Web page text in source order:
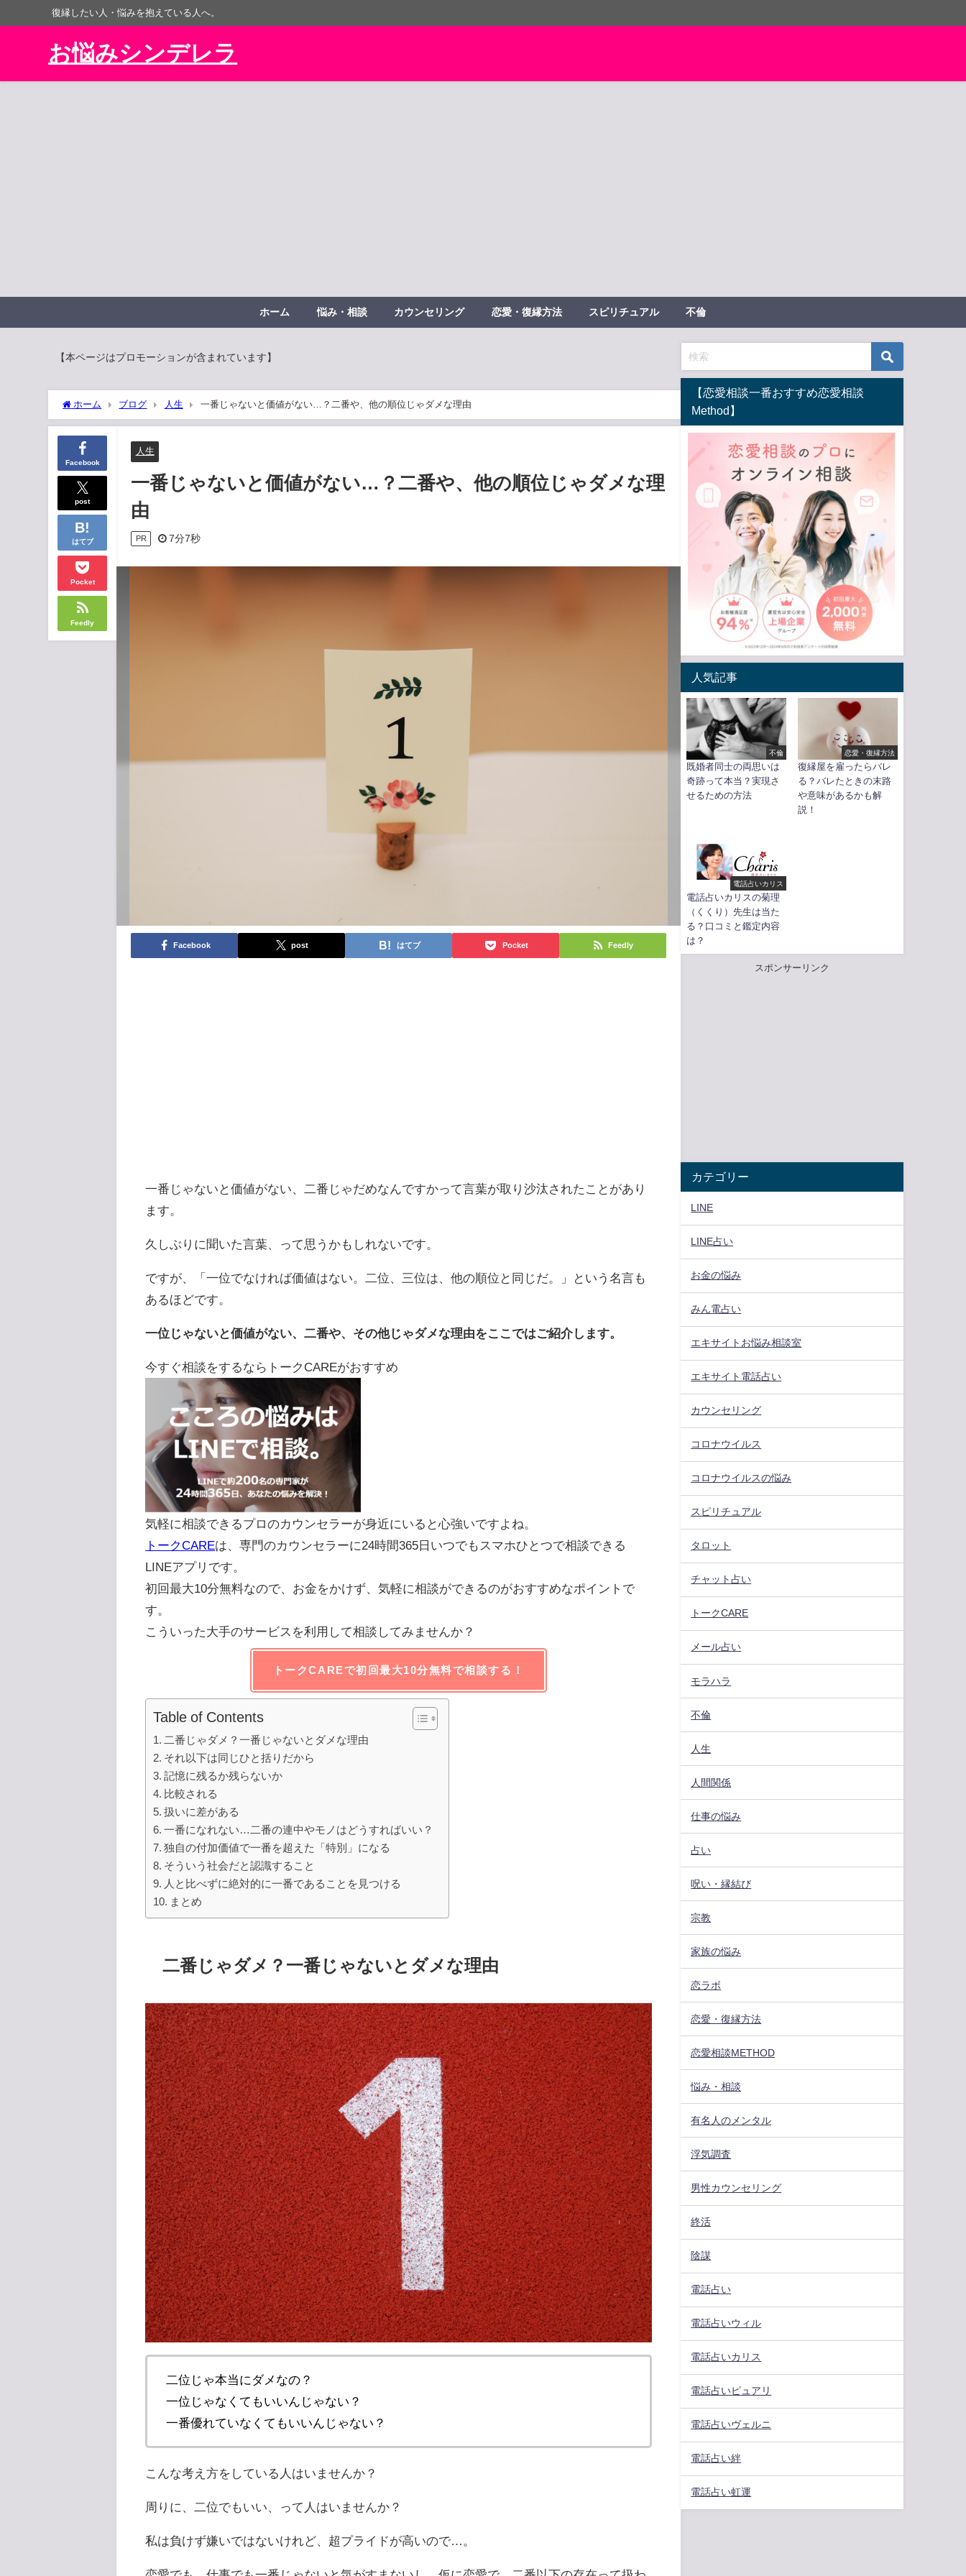
復縁したい人・悩みを抱えている人へ。
お悩みシンデレラ
ホーム 悩み・相談 カウンセリング 恋愛・復縁方法 スピリチュアル 不倫
【本ページはプロモーションが含まれています】
ホーム ブログ 人生 一番じゃないと価値がない…？二番や、他の順位じゃダメな理由
Facebook
post
はてブ
Pocket
Feedly
人生
一番じゃないと価値がない…？二番や、他の順位じゃダメな理
由
PR 7分7秒
Facebook post はてブ Pocket Feedly
一番じゃないと価値がない、二番じゃだめなんですかって言葉が取り沙汰されたことがあり
ます。
久しぶりに聞いた言葉、って思うかもしれないです。
ですが、「一位でなければ価値はない。二位、三位は、他の順位と同じだ。」という名言も
あるほどです。
一位じゃないと価値がない、二番や、その他じゃダメな理由をここではご紹介します。
今すぐ相談をするならトークCAREがおすすめ
気軽に相談できるプロのカウンセラーが身近にいると心強いですよね。
トークCAREは、専門のカウンセラーに24時間365日いつでもスマホひとつで相談できる
LINEアプリです。
初回最大10分無料なので、お金をかけず、気軽に相談ができるのがおすすめなポイントで
す。
こういった大手のサービスを利用して相談してみませんか？
トークCAREで初回最大10分無料で相談する！
Table of Contents
二番じゃダメ？一番じゃないとダメな理由
それ以下は同じひと括りだから
記憶に残るか残らないか
比較される
扱いに差がある
一番になれない…二番の連中やモノはどうすればいい？
独自の付加価値で一番を超えた「特別」になる
そういう社会だと認識すること
人と比べずに絶対的に一番であることを見つける
まとめ
二番じゃダメ？一番じゃないとダメな理由
二位じゃ本当にダメなの？
一位じゃなくてもいいんじゃない？
一番優れていなくてもいいんじゃない？
こんな考え方をしている人はいませんか？
周りに、二位でもいい、って人はいませんか？
私は負けず嫌いではないけれど、超プライドが高いので…。
【恋愛相談一番おすすめ恋愛相談
Method】
人気記事
不倫
既婚者同士の両思いは
奇跡って本当？実現さ
せるための方法
恋愛・復縁方法
復縁屋を雇ったらバレ
る？バレたときの末路
や意味があるかも解
説！
電話占いカリス
電話占いカリスの菊理
（くくり）先生は当た
る？口コミと鑑定内容
は？
スポンサーリンク
カテゴリー
LINE
LINE占い
お金の悩み
みん電占い
エキサイトお悩み相談室
エキサイト電話占い
カウンセリング
コロナウイルス
コロナウイルスの悩み
スピリチュアル
タロット
チャット占い
トークCARE
メール占い
モラハラ
不倫
人生
人間関係
仕事の悩み
占い
呪い・縁結び
宗教
家族の悩み
恋ラボ
恋愛・復縁方法
恋愛相談METHOD
悩み・相談
有名人のメンタル
浮気調査
男性カウンセリング
終活
陰謀
電話占い
電話占いウィル
電話占いカリス
電話占いピュアリ
電話占いヴェルニ
電話占い絆
電話占い虹運